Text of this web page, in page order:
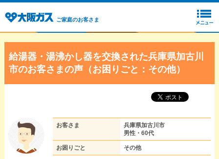
ご家庭のお客さま
給湯器・湯沸かし器を交換された兵庫県加古川
市のお客さまの声（お困りごと：その他）
お客さま
兵庫県加古川市
男性・60代
お困りごと その他